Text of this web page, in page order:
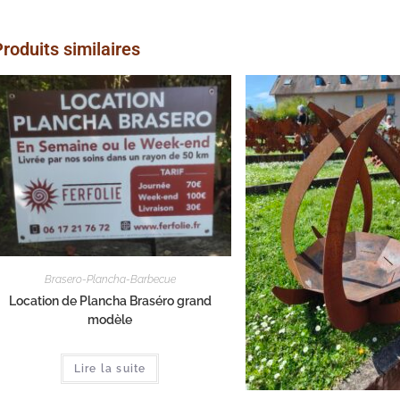
similaires
Brasero-Plancha-Barbecue
Location de Plancha Braséro grand
modèle
Lire la suite